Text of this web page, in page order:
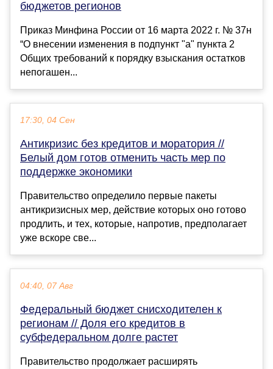
бюджетов регионов
Приказ Минфина России от 16 марта 2022 г. № 37н
“О внесении изменения в подпункт "а" пункта 2
Общих требований к порядку взыскания остатков
непогашен...
17:30, 04 Сен
Антикризис без кредитов и моратория //
Белый дом готов отменить часть мер по
поддержке экономики
Правительство определило первые пакеты
антикризисных мер, действие которых оно готово
продлить, и тех, которые, напротив, предполагает
уже вскоре све...
04:40, 07 Авг
Федеральный бюджет снисходителен к
регионам // Доля его кредитов в
субфедеральном долге растет
Правительство продолжает расширять